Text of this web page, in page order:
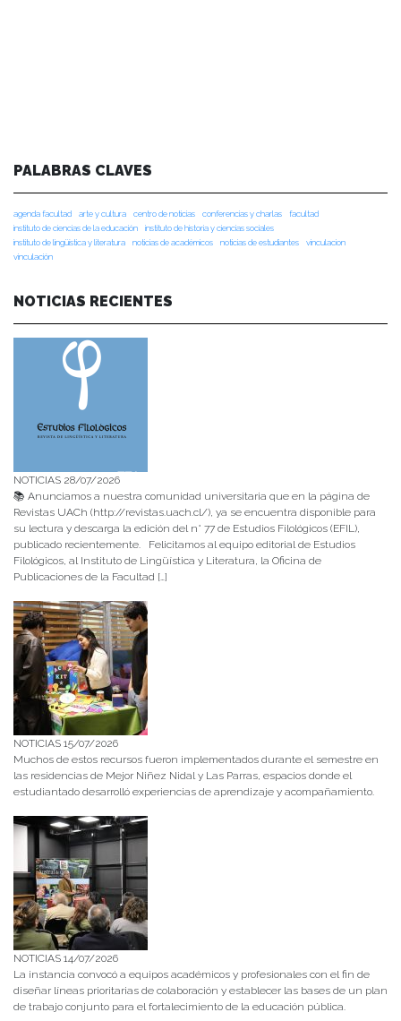
PALABRAS CLAVES
agenda facultad arte y cultura centro de noticias conferencias y charlas
facultad
instituto de ciencias de la educación
instituto de historia y ciencias sociales
instituto de lingüística y literatura
noticias de académicos noticias de estudiantes
vinculacion
vinculación
NOTICIAS RECIENTES
NOTICIAS 28/07/2026
📚 Anunciamos a nuestra comunidad universitaria que en la página de
Revistas UACh (http://revistas.uach.cl/), ya se encuentra disponible para
su lectura y descarga la edición del n° 77 de Estudios Filológicos (EFIL),
publicado recientemente. Felicitamos al equipo editorial de Estudios
Filológicos, al Instituto de Lingüística y Literatura, la Oficina de
Publicaciones de la Facultad […]
NOTICIAS 15/07/2026
Muchos de estos recursos fueron implementados durante el semestre en
las residencias de Mejor Niñez Nidal y Las Parras, espacios donde el
estudiantado desarrolló experiencias de aprendizaje y acompañamiento.
NOTICIAS 14/07/2026
La instancia convocó a equipos académicos y profesionales con el fin de
diseñar líneas prioritarias de colaboración y establecer las bases de un plan
de trabajo conjunto para el fortalecimiento de la educación pública.